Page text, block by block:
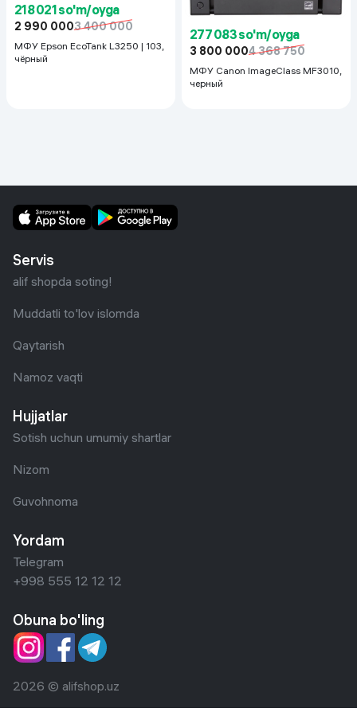
218 021 so'm/oyga
2 990 0003 400 000
МФУ Epson EcoTank L3250 | 103,
чёрный
277 083 so'm/oyga
3 800 0004 368 750
МФУ Canon ImageClass MF3010,
черный
Servis
alif shopda soting!
Muddatli to'lov islomda
Qaytarish
Namoz vaqti
Hujjatlar
Sotish uchun umumiy shartlar
Nizom
Guvohnoma
Yordam
Telegram
+998 555 12 12 12
Obuna bo'ling
2026 © alifshop.uz